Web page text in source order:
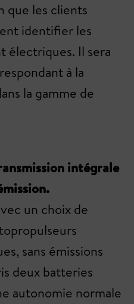
que les clients
identifier les
électriques. Il sera
à la
la gamme de
intégrale
un choix de
sans émissions
deux batteries
autonomie normale